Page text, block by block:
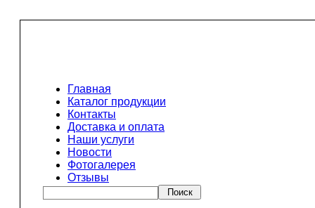
Главная
Каталог продукции
Контакты
Доставка и оплата
Наши услуги
Новости
Фотогалерея
Отзывы